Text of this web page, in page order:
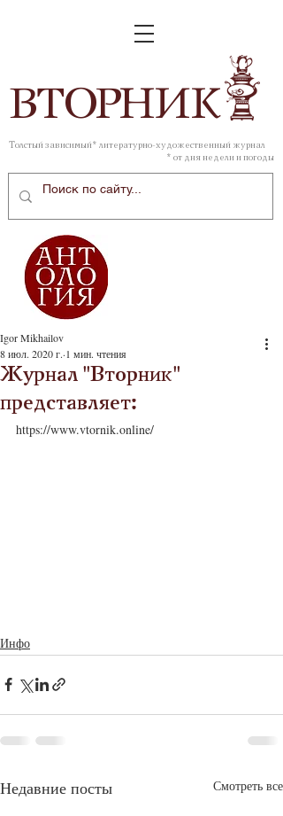
ВТОРНИК
Толстый зависимый* литературно-художественный журнал
* от дня недели и погоды
Журнал "Вторник"
представляет:
Igor Mikhailov
8 июл. 2020 г. 1 мин. чтения
https://www.vtornik.online/
Инфо
Недавние посты Смотреть все